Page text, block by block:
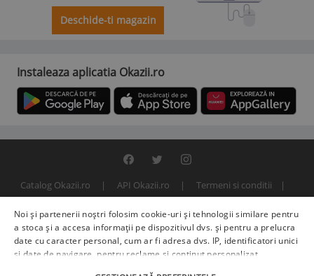
Deschide-ti magazin
Instaleaza aplicatia Okazii.ro
Catalog Okazii.ro API Okazii.ro
Termeni si conditii
© 2000 - 2026 S.C. BITFACTOR S.R.L.
Noi și partenerii noștri folosim cookie-uri și tehnologii similare pentru
a stoca și a accesa informații pe dispozitivul dvs. și pentru a prelucra
date cu caracter personal, cum ar fi adresa dvs. IP, identificatori unici
și date de navigare, pentru reclame și conținut personalizat,